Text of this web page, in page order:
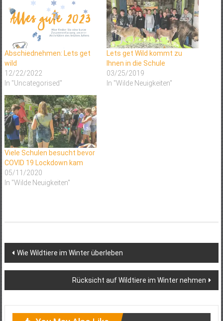
Abschiednehmen: Lets get
wild
12/22/2022
In "Uncategorised"
Lets get Wild kommt zu
Ihnen in die Schule
03/25/2019
In "Wilde Neuigkeiten"
Viele Schulen besucht bevor
COVID 19 Lockdown kam
05/11/2020
In "Wilde Neuigkeiten"
Post
navigation